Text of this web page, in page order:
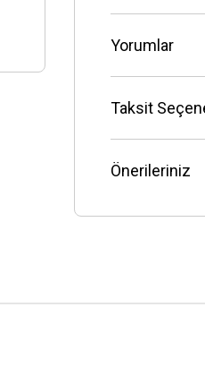
Yorumlar
Taksit
Önerileriniz